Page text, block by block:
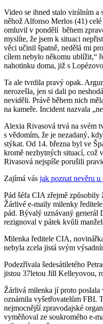
Video se ihned stalo virálním a
něhož Alfonso Merlos (41)
omluvil v pondělí během
myslíte, že jsem k situaci
věci učinil špatně, nedělá mi
cílem nebylo někomu ublížit,“
nahotinku doma, již s
Ta ale tvrdila pravý opak.
nerozešla, jen si dali po
neviděli. Právě během nich
na kameře. Incident nazvala
Alexia Rivasová trvá na svém
s vědomím, že je nezadaný,
stýkat. Od 14. března byl ve
kromě nezbytných situací, což
Rivasová nejspíše porušili
Zajímá vás jak poznat nevěru u
Pád šéfa CIA zřejmě
Žárlivé e-maily milenky
pád. Bývalý uznávaný generál
rezignoval v pátek kvůli
Milenka ředitele CIA,
nebyla zcela jistá svým
Podezřívala šedesátiletého
jistou 37letou Jill Kelleyovou,
Žárlivá milenka jí proto
oznámila vyšetřovatelům FBI.
nejmocnější zpravodajské
vyměňoval ze soukromého e-